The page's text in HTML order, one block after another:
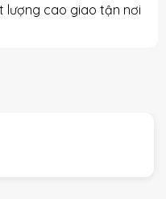
lượng cao giao tận nơi